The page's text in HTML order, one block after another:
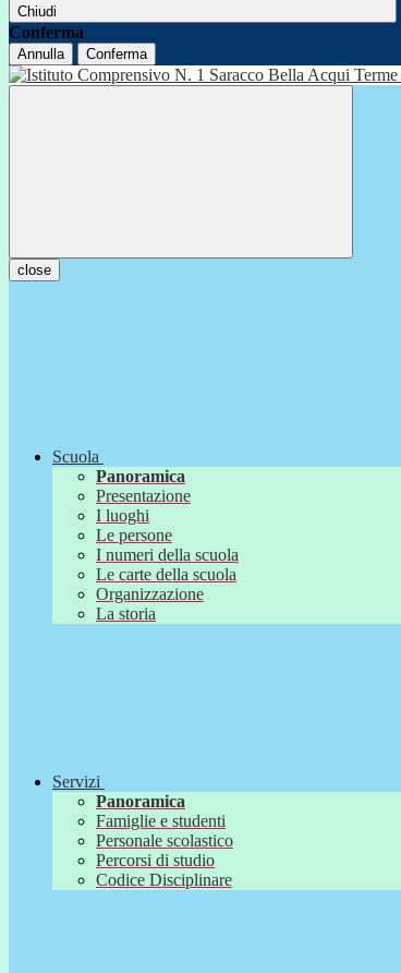
Chiudi
Conferma
Annulla Conferma
close
Scuola
Panoramica
Presentazione
I luoghi
Le persone
I numeri della scuola
Le carte della scuola
Organizzazione
La storia
Servizi
Panoramica
Famiglie e studenti
Personale scolastico
Percorsi di studio
Codice Disciplinare